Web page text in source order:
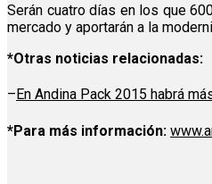
Serán cuatro días en los que
mercado y aportarán a la
*Otras noticias relacionadas:
–En Andina Pack 2015 habrá
*Para más información: